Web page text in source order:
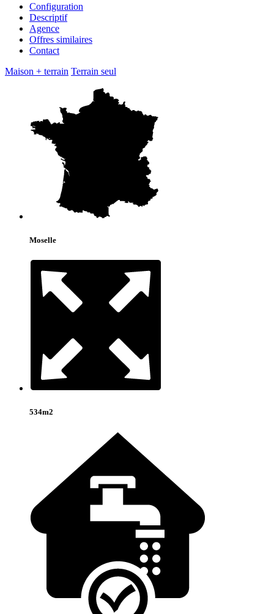
Configuration
Descriptif
Agence
Offres similaires
Contact
Maison + terrain Terrain seul
Moselle
534m2